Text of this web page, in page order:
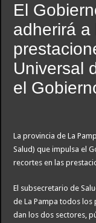
El
adherirá a
Universal
el
La provincia de La
Salud) que impulsa el
recortes en las
El subsecretario de
de La Pampa todos los
dan los dos sectores,